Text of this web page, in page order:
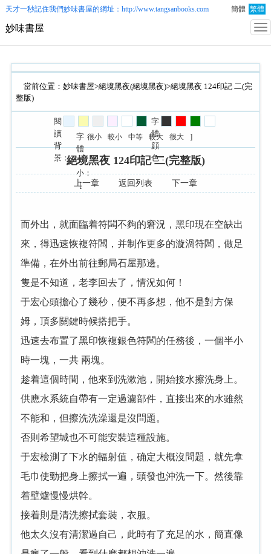
天才一秒記住我們妙味書屋的網址：http://www.tangsanbooks.com 簡體 繁體
妙味書屋
當前位置： 妙味書屋>絕境黑夜(絕境黑夜)>絕境黑夜 124印記 二(完
整版)
閱
讀
背
景：
字
體
顔
色：
字
體
大
小：
[
很小 較小 中等 較大 很大 ]
絕境黑夜 124印記 二(完整版)
上一章 返回列表 下一章
而 ，就面臨着符闆不夠
窘況，黑印現在空缺
來，得迅速恢複符闆，并制作更多
漩渦符闆，做足
準備，在
前往郵局石
那邊。
隻是不知道，老
回去了，情況如何！
心頭擔心了幾秒，便不再多想，他不是對方保
姆，頂多關鍵時候搭把手。
迅速去布置了黑印恢複銀色符闆
任務後，
半小
時
塊，
共 兩塊。
趁着這
時間，他來到洗漱池，開始接水擦洗身上。
供應水系統自帶有
定過濾部件，直接 來
水雖然
不能和，但擦洗洗澡還是沒問題。
否則希望城也不可能
裝這種設施。
檢測了
水
輻射值，确定大概沒問題，就先拿
毛巾使勁把身上擦拭
遍，頭發也沖洗
。然後靠
着壁爐慢慢烘幹。
接着則是清洗擦拭套裝，衣服。
他太久沒有清潔過自己，此時有了充足
水，簡直像